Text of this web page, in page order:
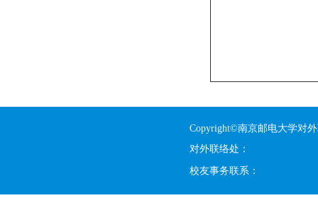
Copyright©南京邮电大学对
对外联络处：
校友事务联系：